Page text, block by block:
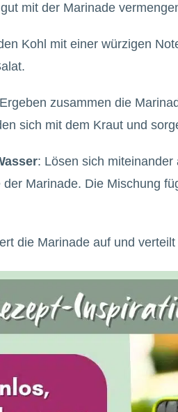
mit der Marinade
Kohl mit einer würzigen
zusammen die
sich mit dem Kraut und
: Lösen sich
Marinade. Die Mischung
die Marinade auf und